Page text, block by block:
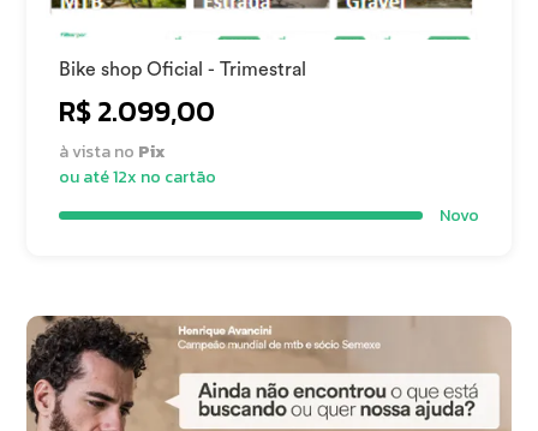
Bike shop Oficial - Trimestral
R$ 2.099,00
à vista no Pix
ou até 12x no cartão
Novo